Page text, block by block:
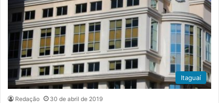
Itaguaí
Redação 30 de abril de 2019